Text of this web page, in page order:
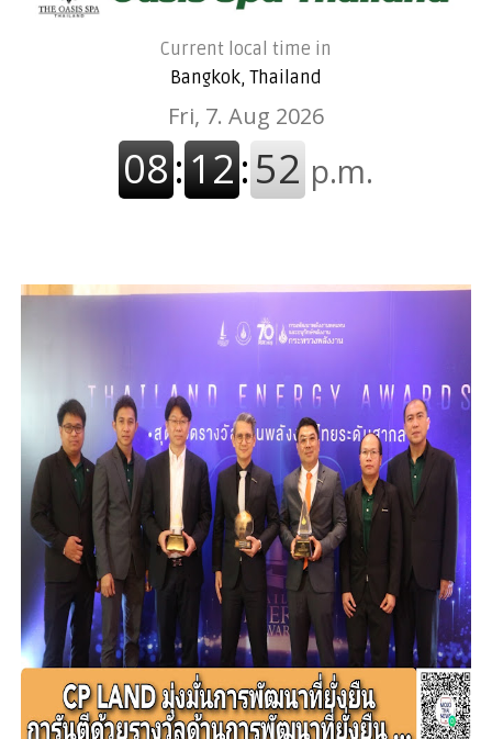
Current local time in
Bangkok, Thailand